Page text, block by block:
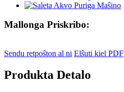
Mallonga Priskribo:
Sendu retpoŝton al ni Elŝuti kiel PDF
Produkta Detalo